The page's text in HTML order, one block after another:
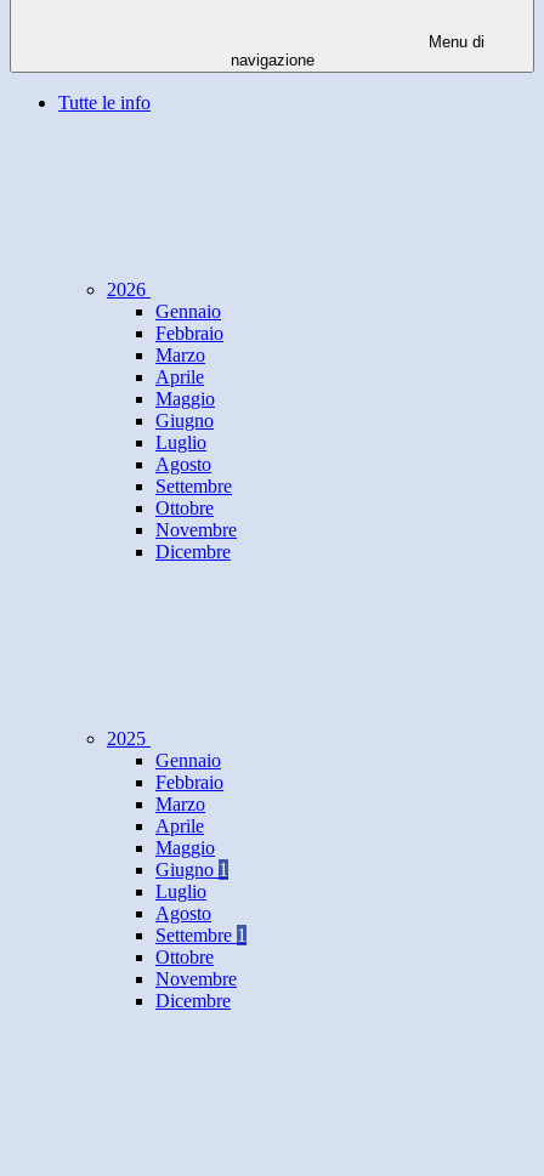
Menu di
navigazione
Tutte le info
2026
Gennaio
Febbraio
Marzo
Aprile
Maggio
Giugno
Luglio
Agosto
Settembre
Ottobre
Novembre
Dicembre
2025
Gennaio
Febbraio
Marzo
Aprile
Maggio
Giugno 1
Luglio
Agosto
Settembre 1
Ottobre
Novembre
Dicembre